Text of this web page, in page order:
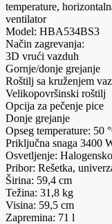
temperature,
ventilator
Model: HBA534BS3
Način zagrevanja:
3D vrući vazduh
Gornje/donje grejanje
Roštilj sa kruženjem
Velikopovršinski roštilj
Opcija za pečenje pice
Donje grejanje
Opseg temperature: 50
Priključna snaga 3400
Osvetljenje: Halogensko
Pribor: Rešetka,
Širina: 59,4 cm
Težina: 31,8 kg
Visina: 59,5 cm
Zapremina: 71 l